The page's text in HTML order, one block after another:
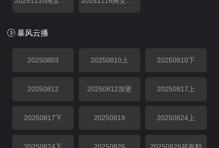
暴风云播
20250803 20250810上 20250810下
20250812 20250812加更 20250817上
20250817下 20250819 20250824上